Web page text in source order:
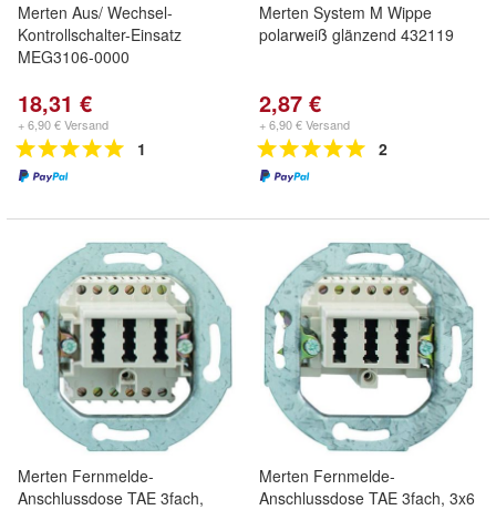
Merten Aus/ Wechsel-
Kontrollschalter-Einsatz
MEG3106-0000
18,31 €
+ 6,90 € Versand
1
Merten System M Wippe
polarweiß glänzend 432119
2,87 €
+ 6,90 € Versand
2
Merten Fernmelde-
Anschlussdose TAE 3fach,
Merten Fernmelde-
Anschlussdose TAE 3fach, 3x6